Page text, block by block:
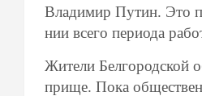
Владимир Путин. Это
нии всего периода
Жители Белгородской
прище. Пока